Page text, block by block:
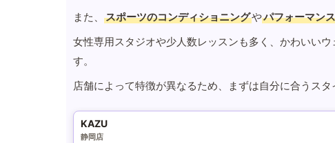
また、
スポーツのコンディショニングやパフォーマン
女性専用スタジオや少人数レッスンも多く、かわいい
す。
店舗によって特徴が異なるため、まずは自分に合うスタ
KAZU
静岡店